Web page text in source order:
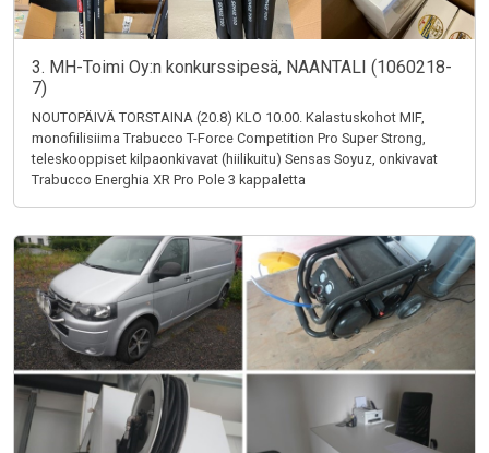
3. MH-Toimi Oy:n konkurssipesä, NAANTALI (1060218-
7)
NOUTOPÄIVÄ TORSTAINA (20.8) KLO 10.00. Kalastuskohot MIF,
monofiilisiima Trabucco T-Force Competition Pro Super Strong,
teleskooppiset kilpaonkivavat (hiilikuitu) Sensas Soyuz, onkivavat
Trabucco Energhia XR Pro Pole 3 kappaletta